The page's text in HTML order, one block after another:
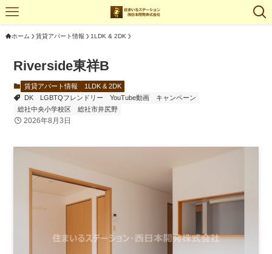
ホーム 賃貸アパート情報 1LDK & 2DK
Riverside東祥B
賃貸アパート情報
1LDK & 2DK
DK
LGBTQフレンドリー YouTube動画
キャンペーン
総社中央小学校区
総社市井尻野
2026年8月3日